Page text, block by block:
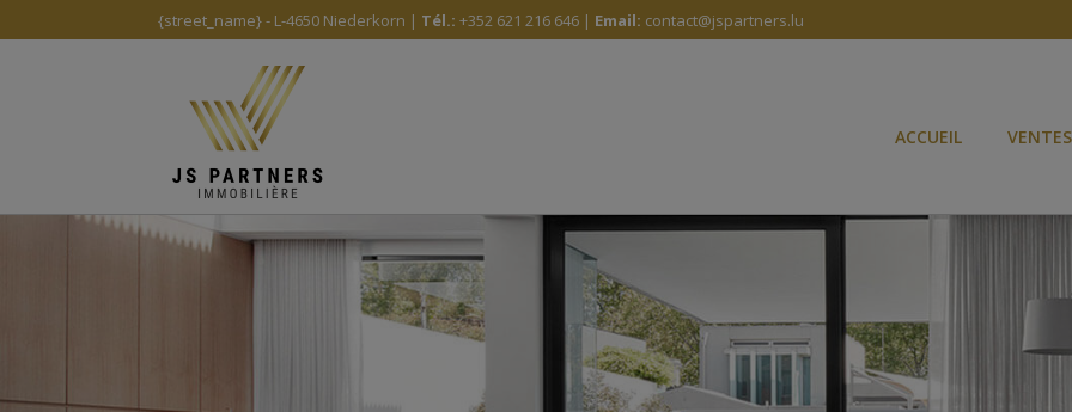
{street_name} - L-4650 Niederkorn | Tél.: +352 621 216 646 | Email: contact@jspartners.lu
ACCUEIL VENTES